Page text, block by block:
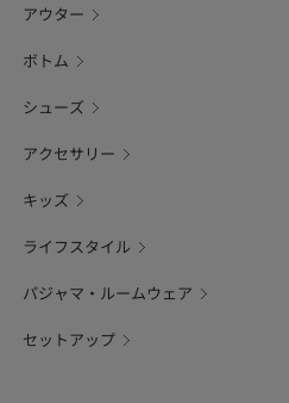
アウター
ボトム
シューズ
アクセサリー
キッズ
ライフスタイル
パジャマ・ルームウェア
セットアップ